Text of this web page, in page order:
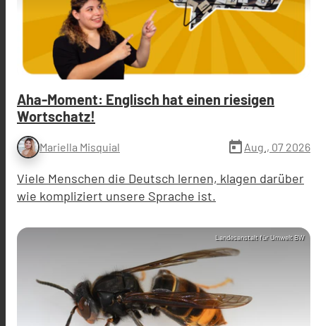
Aha-Moment: Englisch hat einen riesigen
Wortschatz!
Mariella Misquial today Aug., 07 2026
Viele Menschen die Deutsch lernen, klagen darüber
wie kompliziert unsere Sprache ist.
Landesanstalt für Umwelt BW